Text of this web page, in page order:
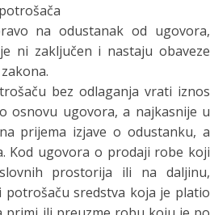
na odustanak od ugovora,
ni zaključen i nastaju obaveze
bez odlaganja vrati iznos
osnovu ugovora, a najkasnije u
prijema izjave o odustanku, a
Kod ugovora o prodaji robe koji
prostorija ili na daljinu,
sredstva koja je platio